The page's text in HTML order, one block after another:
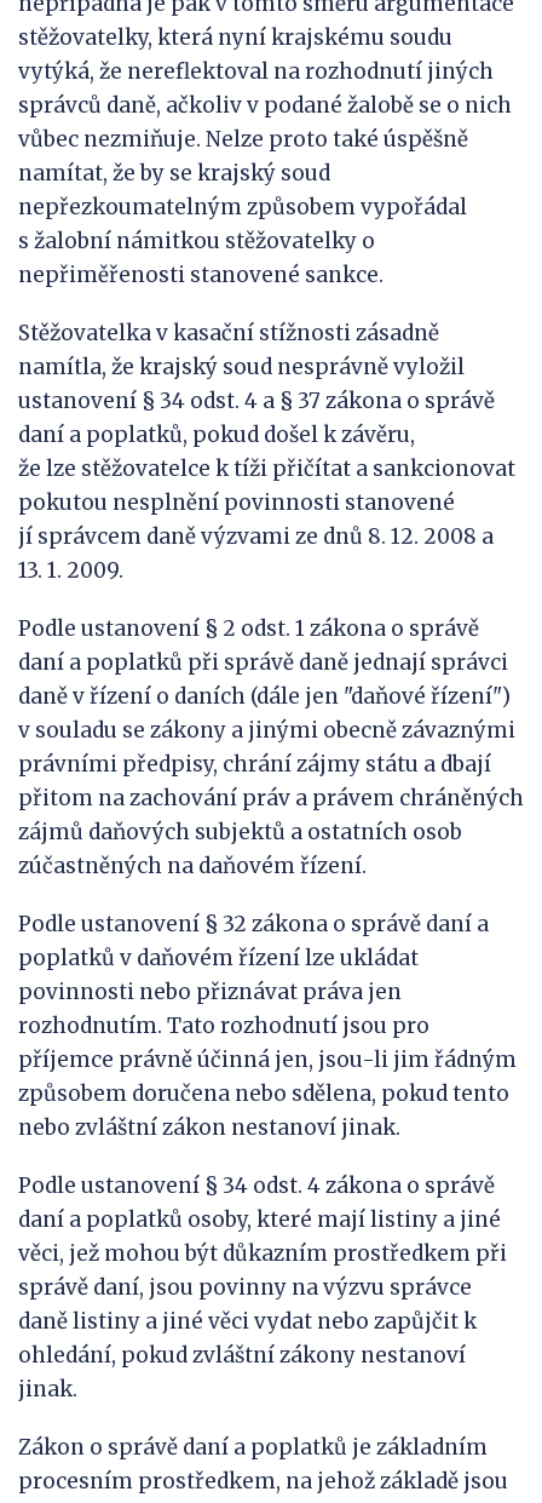
stěžovatelky, která nyní krajskému soudu
vytýká, že nereflektoval na rozhodnutí jiných
správců daně, ačkoliv v podané žalobě se o nich
vůbec nezmiňuje. Nelze proto také úspěšně
namítat, že by se krajský soud
nepřezkoumatelným způsobem vypořádal
s žalobní námitkou stěžovatelky o
nepřiměřenosti stanovené sankce.
Stěžovatelka v kasační stížnosti zásadně
namítla, že krajský soud nesprávně vyložil
ustanovení § 34 odst. 4 a § 37 zákona o správě
daní a poplatků, pokud došel k závěru,
že lze stěžovatelce k tíži přičítat a sankcionovat
pokutou nesplnění povinnosti stanovené
jí správcem daně výzvami ze dnů 8. 12. 2008 a
13. 1. 2009.
Podle ustanovení § 2 odst. 1 zákona o správě
daní a poplatků při správě daně jednají správci
daně v řízení o daních (dále jen "daňové řízení")
v souladu se zákony a jinými obecně závaznými
právními předpisy, chrání zájmy státu a dbají
přitom na zachování práv a právem chráněných
zájmů daňových subjektů a ostatních osob
zúčastněných na daňovém řízení.
Podle ustanovení § 32 zákona o správě daní a
poplatků v daňovém řízení lze ukládat
povinnosti nebo přiznávat práva jen
rozhodnutím. Tato rozhodnutí jsou pro
příjemce právně účinná jen, jsou-li jim řádným
způsobem doručena nebo sdělena, pokud tento
nebo zvláštní zákon nestanoví jinak.
Podle ustanovení § 34 odst. 4 zákona o správě
daní a poplatků osoby, které mají listiny a jiné
věci, jež mohou být důkazním prostředkem při
správě daní, jsou povinny na výzvu správce
daně listiny a jiné věci vydat nebo zapůjčit k
ohledání, pokud zvláštní zákony nestanoví
jinak.
Zákon o správě daní a poplatků je základním
procesním prostředkem, na jehož základě jsou